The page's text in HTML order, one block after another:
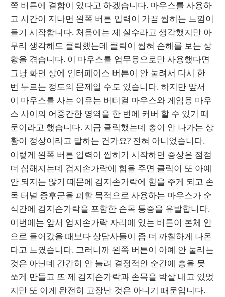
쪽 버튼에 결함이 있다고 하겠습니다. 마우스를 사용하
고 시간이 지나면 왼쪽 버튼 입력이 가끔 씹히는 느낌이
들기 시작합니다. 처음에는 제 실수라고 생각했지만 아
무리 생각해도 클릭했는데 클릭이 씹혀 손해를 보는 상
황을 겪습니다. 이 마우스를 업무용으로만 사용했다면
그냥 화면 상에 인터페이스 버튼이 안 눌려서 다시 한
번 누르는 정도의 문제일 수도 있습니다. 하지만 앞서
이 마우스를 사는 이유는 버티컬 마우스와 게임용 마우
스 사이의 어중간한 영역을 한 번에 커버 할 수 있기 때
문이라고 했습니다. 지금 클릭했는데 총이 안 나가는 상
황이 정상이라고 말하는 건가요? 전혀 아니었습니다.
이렇게 왼쪽 버튼 입력이 씹히기 시작하면 증상은 점점
더 심해지는데 검지손가락에 힘을 주면 클릭이 또 아예
안 되지는 않기 때문에 검지손가락에 힘을 주게 되고 손
목 터널 증후군을 피할 목적으로 사용하는 마우스가 순
식간에 검지손가락을 포함한 손목 통증을 유발합니다.
이번에는 앞서 엄지손가락 자리에 있는 버튼이 본체 안
으로 들어갔을 때보다 상담사들이 좀 더 까칠하게 나온
다고 느꼈습니다. 그러니까 왼쪽 버튼이 아예 안 눌리는
것은 아닌데 간간히 안 눌려 결정적인 순간에 총을 못
쏘게 만들고 또 제 검지손가락과 손목을 박살 내고 있었
지만 또 이게 완전히 고장난 것은 아니기 때문입니다.